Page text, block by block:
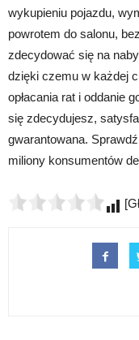
wykupieniu pojazdu,
powrotem do salonu,
zdecydować się na
dzięki czemu w każdej
opłacania rat i oddanie
się zdecydujesz,
gwarantowana.
miliony konsumentów